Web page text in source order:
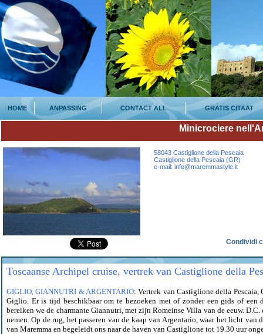
HOME ANPASSING CONTACT ALL GRATIS CITAAT
Minicrociere
58043 Castiglione della Pescaia
Castiglione della Pescaia (GR)
e-mail: info@maremmastyle.it
Condividi
Toscaanse Archipel cruise, vertrek van Castiglione della
GIGLIO, GIANNUTRI & ARGENTARIO: Vertrek van Castiglione della
Giglio. Er is tijd beschikbaar om te bezoeken met of zonder een gids of
bereiken we de charmante Giannutri, met zijn Romeinse Villa van de eeuw.
nemen. Op de rug, het passeren van de kaap van Argentario, waar het licht
van Maremma en begeleidt ons naar de haven van Castiglione tot 19.30 uur